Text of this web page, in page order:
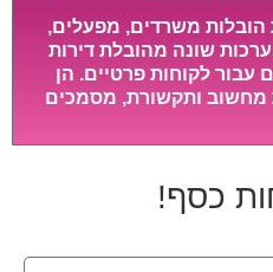
משרדים, מפעלים,
שונה מהובלת דירות
עבור לקוחות פרטיים. הן
מחשוב ותקשורת, מסמכים
ומסודרת אשר תבטיח
כסף!